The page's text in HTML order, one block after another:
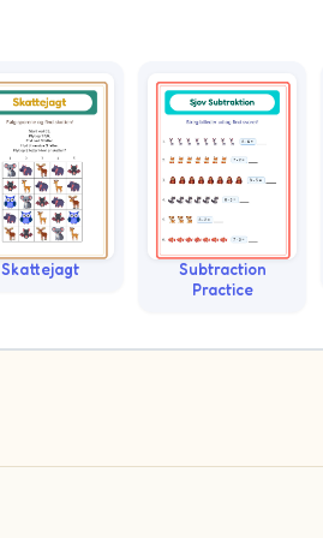
Skattejagt
Subtraction
Practice